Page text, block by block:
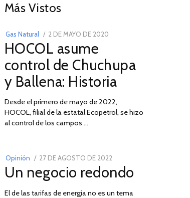
Más Vistos
Gas Natural
POSTED
ON
2 DE MAYO DE 2020
DE
2026
HOCOL asume
control de Chuchupa
y Ballena: Historia
Desde el primero de mayo de 2022,
HOCOL, filial de la estatal Ecopetrol, se hizo
al control de los campos …
Opinión
POSTED
ON
27 DE AGOSTO DE 202230
DE
DE
Un negocio redondo
El de las tarifas de energía no es un tema